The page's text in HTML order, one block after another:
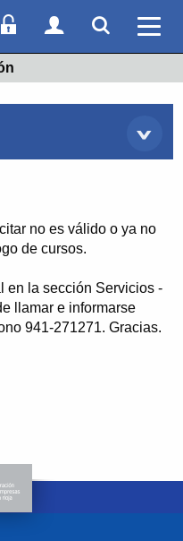
web
Acceso Socios
Acceso
no es válido o ya no
de cursos.
en la sección Servicios -
llamar e informarse
941-271271. Gracias.